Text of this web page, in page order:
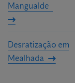
Mangualde
Desratização em
Mealhada